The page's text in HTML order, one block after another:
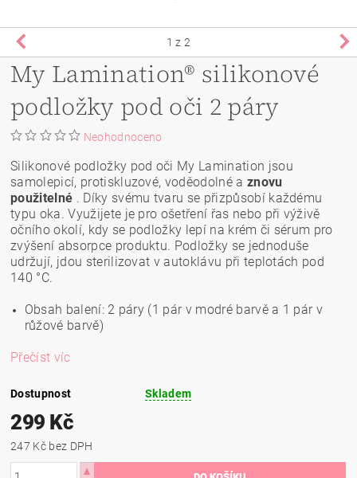
1 z 2
My Lamination® silikonové
podložky pod oči 2 páry
Neohodnoceno
Silikonové podložky pod oči My Lamination jsou
samolepicí, protiskluzové, voděodolné a znovu
použitelné . Díky svému tvaru se přizpůsobí každému
typu oka. Využijete je pro ošetření řas nebo při výživě
očního okolí, kdy se podložky lepí na krém či sérum pro
zvýšení absorpce produktu. Podložky se jednoduše
udržují, jdou sterilizovat v autoklávu při teplotách pod
140 °C.
Obsah balení: 2 páry (1 pár v modré barvě a 1 pár v
růžové barvě)
Přečíst víc
Dostupnost Skladem
299 Kč
247 Kč bez DPH